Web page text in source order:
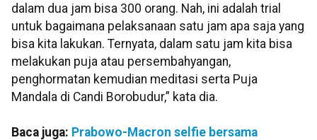
dalam dua jam bisa 300 orang. Nah, ini adalah trial
untuk bagaimana pelaksanaan satu jam apa saja yang
bisa kita lakukan. Ternyata, dalam satu jam kita bisa
melakukan puja atau persembahyangan,
penghormatan kemudian meditasi serta Puja
Mandala di Candi Borobudur,” kata dia.
Baca juga: Prabowo-Macron selfie bersama